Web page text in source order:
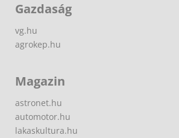
Gazdaság
vg.hu
agrokep.hu
Magazin
astronet.hu
automotor.hu
lakaskultura.hu